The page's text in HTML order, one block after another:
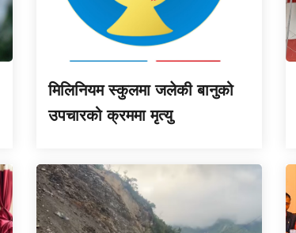
मिलिनियम स्कुलमा जलेकी बानुको
उपचारको क्रममा मृत्यु